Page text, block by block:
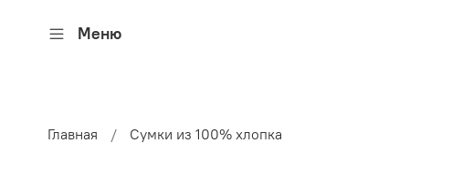
Меню
Главная Сумки из 100% хлопка